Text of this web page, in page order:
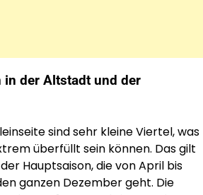
in der Altstadt und der
sind sehr kleine Viertel, was
überfüllt sein können. Das gilt
Hauptsaison, die von April bis
ganzen Dezember geht. Die